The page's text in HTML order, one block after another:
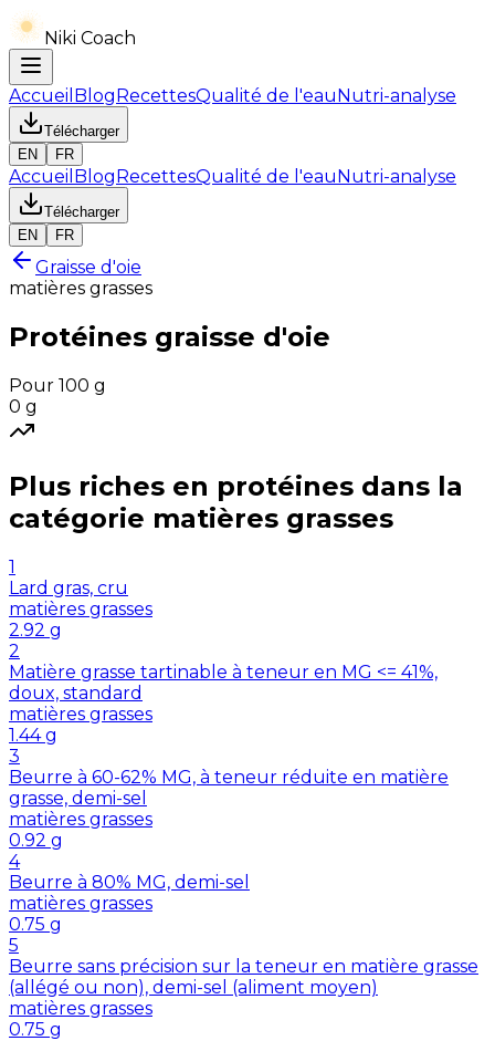
Niki Coach
Accueil BlogRecettesQualité de l'eauNutri-analyse
Télécharger
EN
FR
Accueil BlogRecettesQualité de l'eauNutri-analyse
Télécharger
EN
FR
Graisse d'oie
matières grasses
Protéines graisse d'oie
Pour 100 g
0 g
Plus riches en protéines dans la
catégorie matières grasses
1
Lard gras, cru
matières grasses
2.92 g
2
Matière grasse tartinable à teneur en MG <= 41%,
doux, standard
matières grasses
1.44 g
3
Beurre à 60-62% MG, à teneur réduite en matière
grasse, demi-sel
matières grasses
0.92 g
4
Beurre à 80% MG, demi-sel
matières grasses
0.75 g
5
Beurre sans précision sur la teneur en matière grasse
(allégé ou non), demi-sel (aliment moyen)
matières grasses
0.75 g